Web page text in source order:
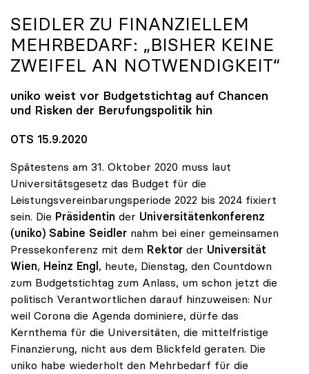
SEIDLER ZU FINANZIELLEM
MEHRBEDARF: „BISHER KEINE
ZWEIFEL AN NOTWENDIGKEIT“
uniko weist vor Budgetstichtag auf Chancen
und Risken der Berufungspolitik hin
OTS 15.9.2020
Spätestens am 31. Oktober 2020 muss laut
Universitätsgesetz das Budget für die
Leistungsvereinbarungsperiode 2022 bis 2024 fixiert
sein. Die Präsidentin der Universitätenkonferenz
(uniko) Sabine Seidler nahm bei einer gemeinsamen
Pressekonferenz mit dem Rektor der Universität
Wien, Heinz Engl , heute, Dienstag, den Countdown
zum Budgetstichtag zum Anlass, um schon jetzt die
politisch Verantwortlichen darauf hinzuweisen: Nur
weil Corona die Agenda dominiere, dürfe das
Kernthema für die Universitäten, die mittelfristige
Finanzierung, nicht aus dem Blickfeld geraten. Die
uniko habe wiederholt den Mehrbedarf für die